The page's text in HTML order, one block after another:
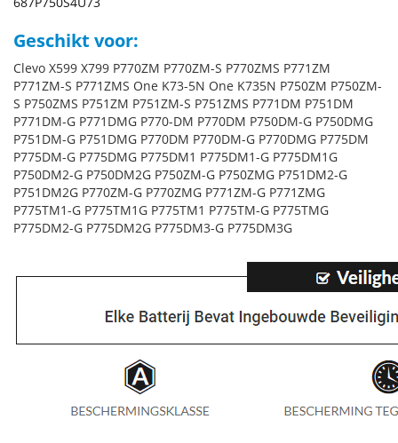
Geschikt voor:
Clevo X599 X799 P770ZM P770ZM-S P770ZMS P771ZM
P771ZM-S P771ZMS One K73-5N One K735N P750ZM P750ZM-
S P750ZMS P751ZM P751ZM-S P751ZMS P771DM P751DM
P771DM-G P771DMG P770-DM P770DM P750DM-G P750DMG
P751DM-G P751DMG P770DM P770DM-G P770DMG P775DM
P775DM-G P775DMG P775DM1 P775DM1-G P775DM1G
P750DM2-G P750DM2G P750ZM-G P750ZMG P751DM2-G
P751DM2G P770ZM-G P770ZMG P771ZM-G P771ZMG
P775TM1-G P775TM1G P775TM1 P775TM-G P775TMG
P775DM2-G P775DM2G P775DM3-G P775DM3G